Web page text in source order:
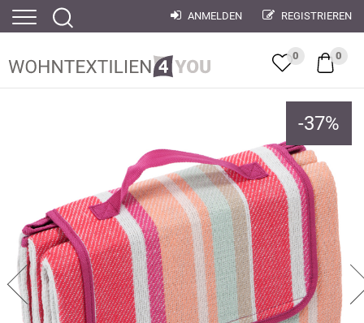
ANMELDEN REGISTRIEREN
0 0
-37%